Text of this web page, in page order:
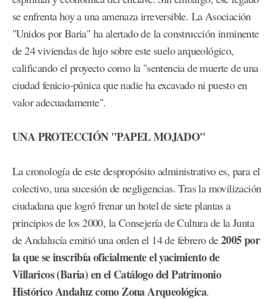
se enfrenta hoy a una amenaza irreversible. La Asociación
"Unidos por Baria" ha alertado de la construcción inminente
de 24 viviendas de lujo sobre este suelo arqueológico,
calificando el proyecto como la "sentencia de muerte de una
ciudad fenicio-púnica que nadie ha excavado ni puesto en
valor adecuadamente".
UNA PROTECCIÓN "PAPEL MOJADO"
La cronología de este despropósito administrativo es, para el
colectivo, una sucesión de negligencias. Tras la movilización
ciudadana que logró frenar un hotel de siete plantas a
principios de los 2000, la Consejería de Cultura de la Junta
de Andalucía emitió una orden el 14 de febrero de2005 por
la que se inscribía oficialmente el yacimiento de
Villaricos (Baria) en el Catálogo del Patrimonio
Histórico Andaluz como Zona Arqueológica.